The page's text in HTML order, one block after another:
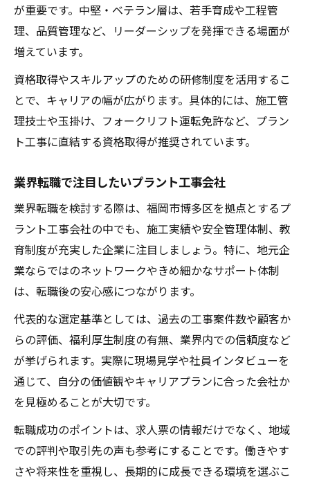
が重要です。中堅・ベテラン層は、若手育成や工程管
理、品質管理など、リーダーシップを発揮できる場面が
増えています。
資格取得やスキルアップのための研修制度を活用するこ
とで、キャリアの幅が広がります。具体的には、施工管
理技士や玉掛け、フォークリフト運転免許など、プラン
ト工事に直結する資格取得が推奨されています。
業界転職で注目したいプラント工事会社
業界転職を検討する際は、福岡市博多区を拠点とするプ
ラント工事会社の中でも、施工実績や安全管理体制、教
育制度が充実した企業に注目しましょう。特に、地元企
業ならではのネットワークやきめ細かなサポート体制
は、転職後の安心感につながります。
代表的な選定基準としては、過去の工事案件数や顧客か
らの評価、福利厚生制度の有無、業界内での信頼度など
が挙げられます。実際に現場見学や社員インタビューを
通じて、自分の価値観やキャリアプランに合った会社か
を見極めることが大切です。
転職成功のポイントは、求人票の情報だけでなく、地域
での評判や取引先の声も参考にすることです。働きやす
さや将来性を重視し、長期的に成長できる環境を選ぶこ